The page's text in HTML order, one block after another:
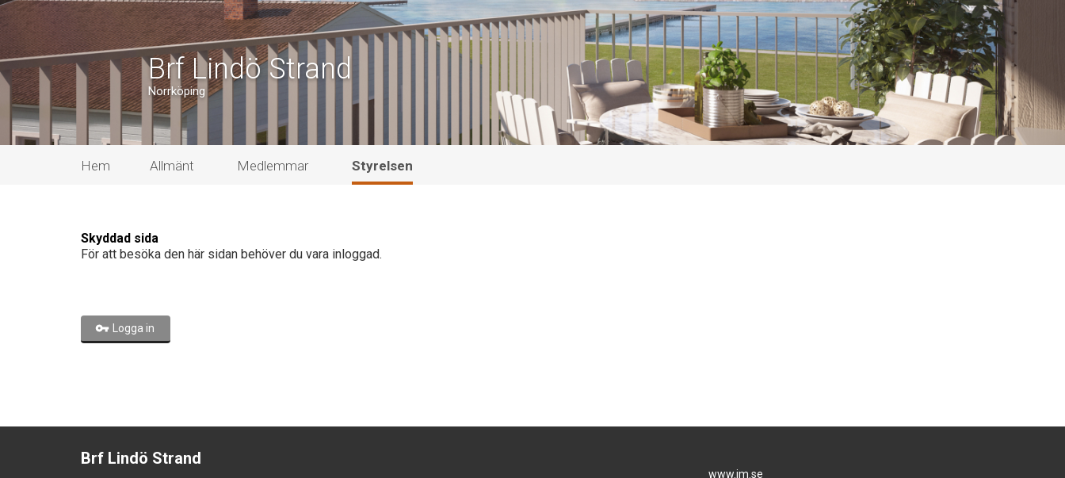
Brf Lindö Strand
Norrköping
Hem Allmänt Medlemmar Styrelsen
Skyddad sida
För att besöka den här sidan behöver du vara inloggad.
Logga in
Brf Lindö Strand
www.jm.se